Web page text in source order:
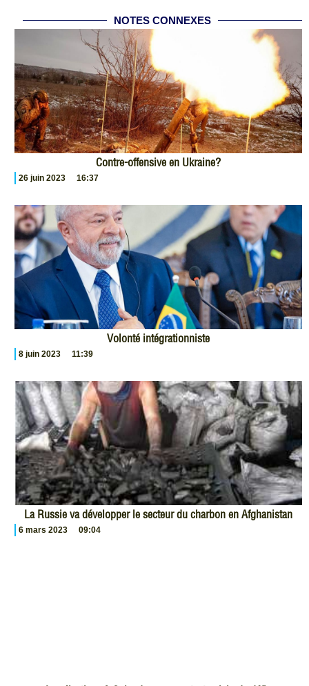
NOTES CONNEXES
Contre-offensive en Ukraine?
26 juin 2023 16:37
Volonté intégrationniste
8 juin 2023 11:39
La Russie va développer le secteur du charbon en Afghanistan
6 mars 2023 09:04